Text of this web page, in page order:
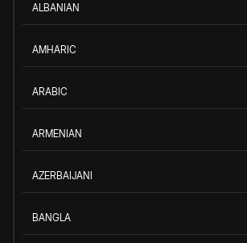
ALBANIAN
AMHARIC
ARABIC
ARMENIAN
AZERBAIJANI
BANGLA